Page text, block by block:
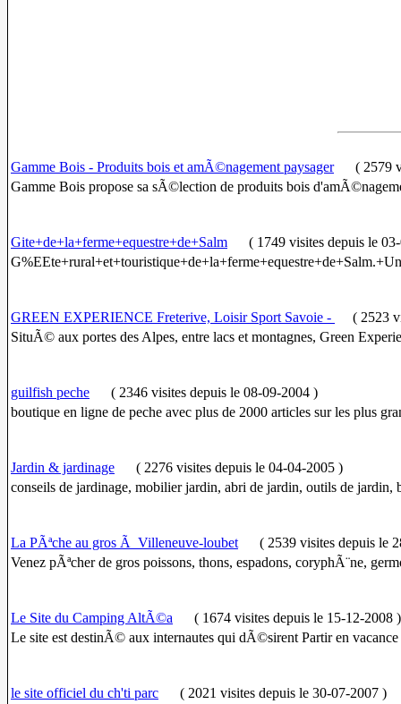
Gamme Bois - Produits bois et amÃ©nagement paysager( 2579
Gamme Bois propose sa sÃ©lection de produits bois
Gite+de+la+ferme+equestre+de+Salm ( 1749 visites depuis le
GREEN EXPERIENCE Freterive, Loisir Sport Savoie - ( 2523
SituÃ© aux portes des Alpes, entre lacs et montagnes, Green
guilfish peche ( 2346 visites depuis le 08-09-2004 )
boutique en ligne de peche avec plus de 2000 articles sur les plus
Jardin & jardinage ( 2276 visites depuis le 04-04-2005 )
conseils de jardinage, mobilier jardin, abri de jardin, outils de
La PÃªche au gros Ã Villeneuve-loubet( 2539 visites depuis le
Venez pÃªcher de gros poissons, thons, espadons, coryphÃ¨ne,
Le Site du Camping AltÃ©a ( 1674 visites depuis le 15-12-2008 )
Le site est destinÃ© aux internautes qui dÃ©sirent Partir en
le site officiel du ch'ti parc ( 2021 visites depuis le 30-07-2007 )